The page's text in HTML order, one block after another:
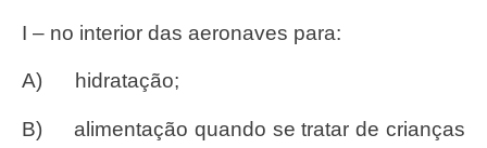
I – no interior das aeronaves para:
a) hidratação;
b) alimentação quando se tratar de crianças